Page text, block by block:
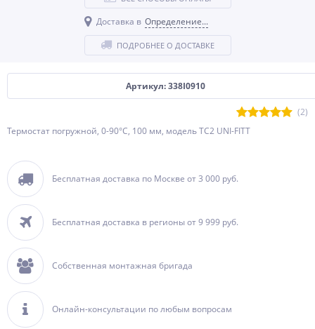
Артикул: 338I0910
(2)
Термостат погружной, 0-90°С, 100 мм, модель TC2 UNI-FITT
Бесплатная доставка по Москве от 3 000 руб.
Бесплатная доставка в регионы от 9 999 руб.
Собственная монтажная бригада
Онлайн-консультации по любым вопросам
Доставка в Определение...
ПОДРОБНЕЕ О ДОСТАВКЕ